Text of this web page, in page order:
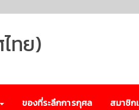
ทย)
ของที่ระลึกการกุศล สมาชิ